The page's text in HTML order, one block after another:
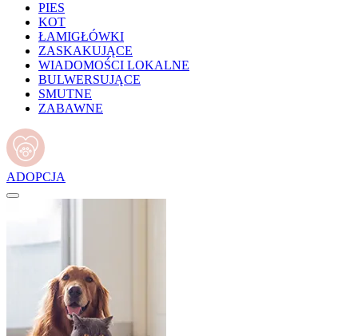
PIES
KOT
ŁAMIGŁÓWKI
ZASKAKUJĄCE
WIADOMOŚCI LOKALNE
BULWERSUJĄCE
SMUTNE
ZABAWNE
ADOPCJA